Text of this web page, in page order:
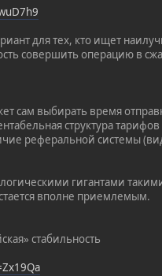
для тех, кто ищет
совершить операцию в
сам выбирать время
структура
реферальной системы
гигантами
вполне приемлемым.
стабильность